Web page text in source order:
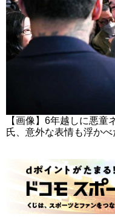
【画像】6年越しに悪
氏、意外な表情も浮か